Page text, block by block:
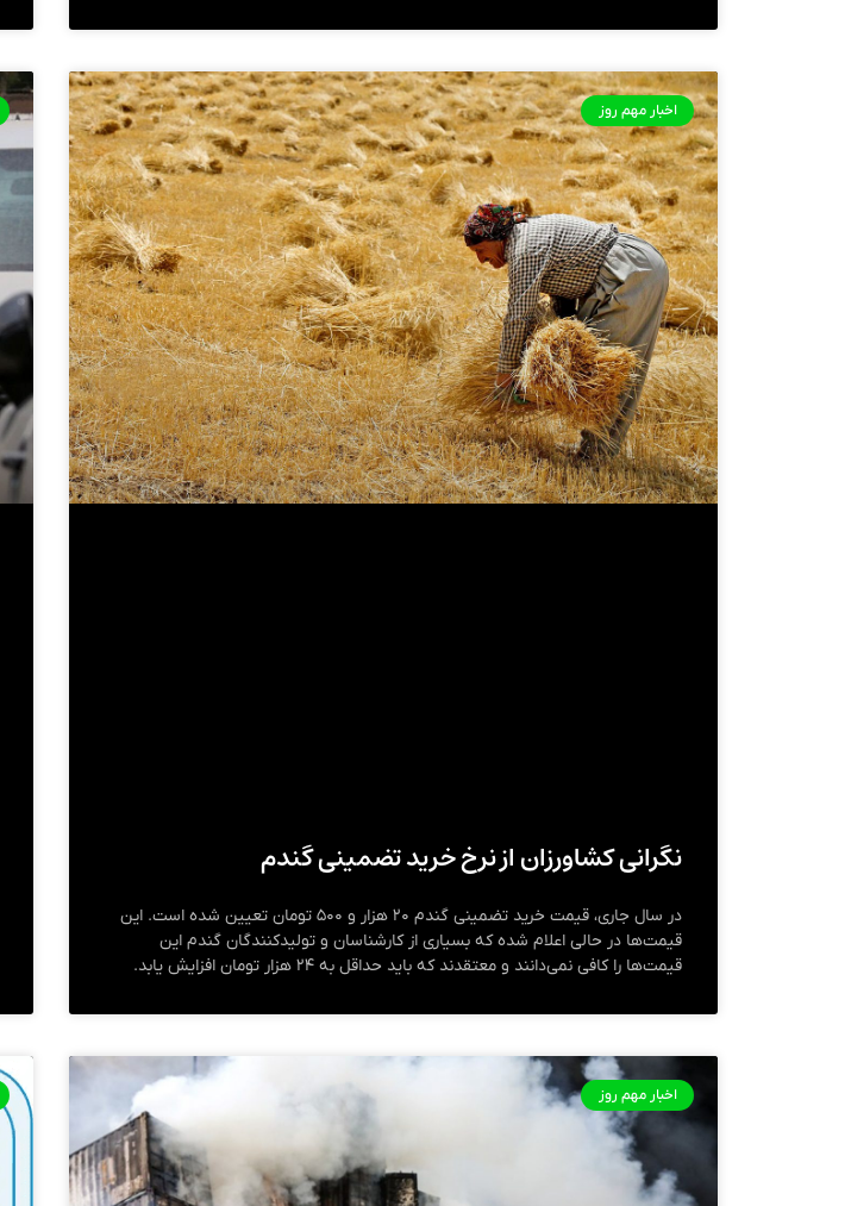
اخبار مهم روز
نگرانی کشاورزان از نرخ خرید تضمینی گندم
در سال جاری، قیمت خرید تضمینی گندم ۲۰ هزار و ۵۰۰ تومان تعیین شده است. این
قیمت‌ها در حالی اعلام شده که بسیاری از کارشناسان و تولیدکنندگان گندم این
قیمت‌ها را کافی نمی‌دانند و معتقدند که باید حداقل به ۲۴ هزار تومان افزایش یابد.
اخبار مهم روز